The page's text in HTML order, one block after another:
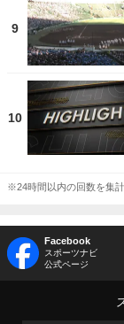
9
10
※24時間以内の回数を集計
Facebook
スポーツナビ
公式ページ